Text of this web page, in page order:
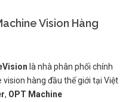
Vision Hàng
là nhà phân phối chính
hàng đầu thế giới tại Việt
, OPT Machine